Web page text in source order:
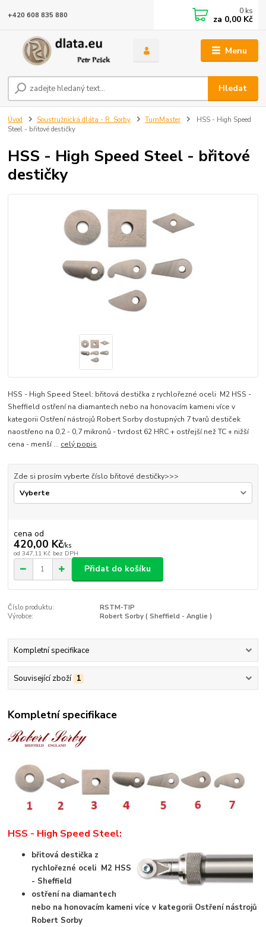
Menu
Hledat
+420 608 835 880 0 ks
za 0,00 Kč
Úvod Soustružnická dláta - R. Sorby TurnMaster
HSS - High Speed
Steel - břitové destičky
HSS - High Speed Steel - břitové
destičky
HSS - High Speed Steel: břitová destička z rychlořezné oceli M2 HSS -
Sheffield ostření na diamantech nebo na honovacím kameni více v
kategorii Ostření nástrojů Robert Sorby dostupných 7 tvarů destiček
naostřeno na 0,2 - 0,7 mikronů - tvrdost 62 HRC + ostřejší než TC + nižší
cena - menší ... celý popis
Zde si prosím vyberte číslo břitové destičky>>>
cena od
420,00 Kč/ks
od 347,11 Kč bez DPH
Přidat do košíku
Číslo produktu:
RSTM-TIP
Výrobce:
Robert Sorby ( Sheffield - Anglie )
Kompletní specifikace
Související zboží 1
Kompletní specifikace
HSS - High Speed Steel:
břitová destička z
rychlořezné oceli M2 HSS
- Sheffield
ostření na diamantech
nebo na honovacím kameni více v kategorii Ostření nástrojů
Robert Sorby